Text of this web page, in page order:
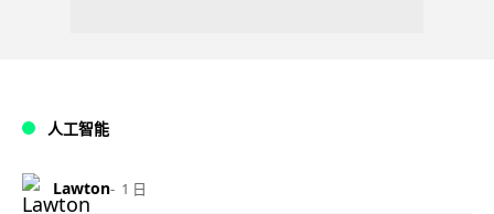
人工智能
Lawton 1 日